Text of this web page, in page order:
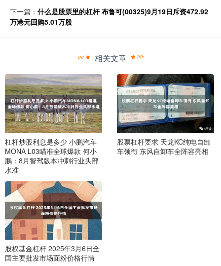
下一篇： 什么是股票里的杠杆 布鲁可(00325)9月19日斥资472.92
万港元回购5.01万股
相关文章
杠杆炒股利息是多少 小鹏汽车
MONA L03瞄准全球爆款 何小
鹏：8月智驾版本冲刺行业头部
水准
股票杠杆要求 天龙KC纯电自卸
车领衔 东风自卸车全阵容亮相
股权基金杠杆 2025年3月6日全
国主要批发市场面粉价格行情